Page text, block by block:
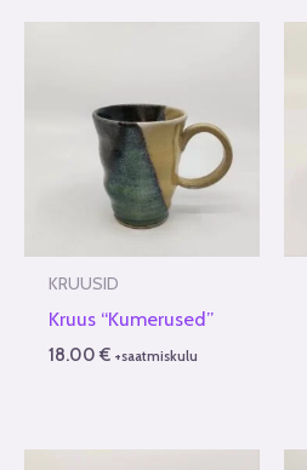
KRUUSID
Kruus “Kumerused”
18.00€ +saatmiskulu